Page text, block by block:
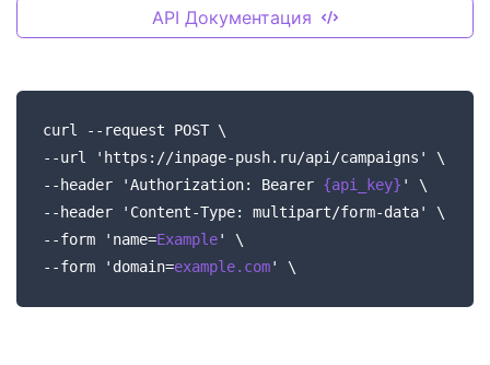
API Документация
curl --request POST \
--url 'https://inpage-push.ru/api/campaigns' \
--header 'Authorization: Bearer {api_key} ' \
--header 'Content-Type: multipart/form-data' \
--form 'name=Example' \
--form 'domain=example.com' \